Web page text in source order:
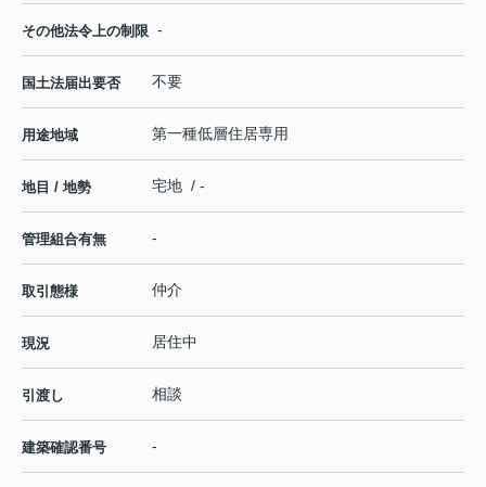
その他法令上の制限 -
国土法届出要否 不要
用途地域 第一種低層住居専用
地目 / 地勢 宅地 / -
管理組合有無 -
取引態様 仲介
現況 居住中
引渡し 相談
建築確認番号 -